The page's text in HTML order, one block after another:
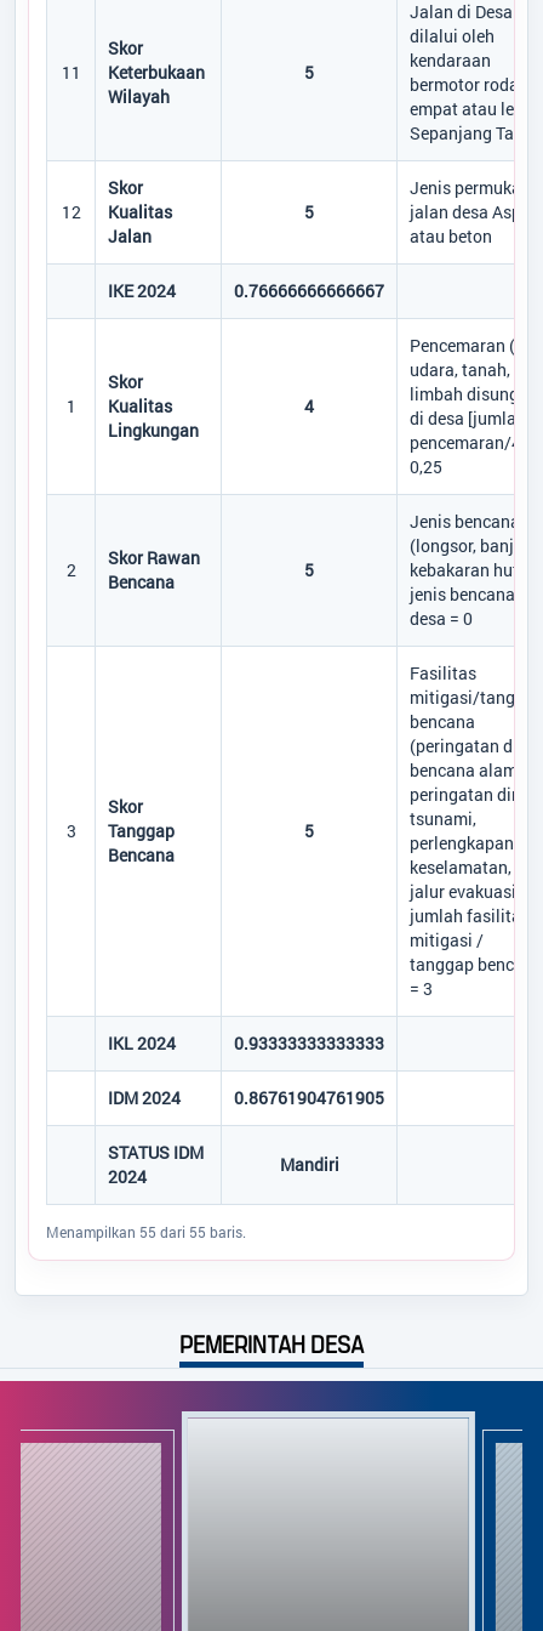
11
Skor
Keterbukaan
Wilayah
5
Jalan di Desa
dilalui oleh
kendaraan
bermotor roda
empat atau lebih
Sepanjang Tahun
12
Skor
Kualitas
Jalan
5
Jenis permukaan
jalan desa Aspal
atau beton
IKE 2024 0.76666666666667
1
Skor
Kualitas
Lingkungan
4
Pencemaran (air,
udara, tanah,
limbah disungai)
di desa [jumlah
pencemaran/4] =
0,25
2
Skor Rawan
Bencana
5
Jenis bencana
(longsor, banjir,
kebakaran hutan)
jenis bencana di
desa = 0
3
Skor
Tanggap
Bencana
5
Fasilitas
mitigasi/tanggap
bencana
(peringatan dini
bencana alam,
peringatan dini
tsunami,
perlengkapan
keselamatan,
jalur evakuasi)
jumlah fasilitas
mitigasi /
tanggap bencana
= 3
IKL 2024 0.93333333333333
IDM 2024 0.86761904761905
STATUS IDM
2024
Mandiri
Menampilkan 55 dari 55 baris.
PEMERINTAH DESA